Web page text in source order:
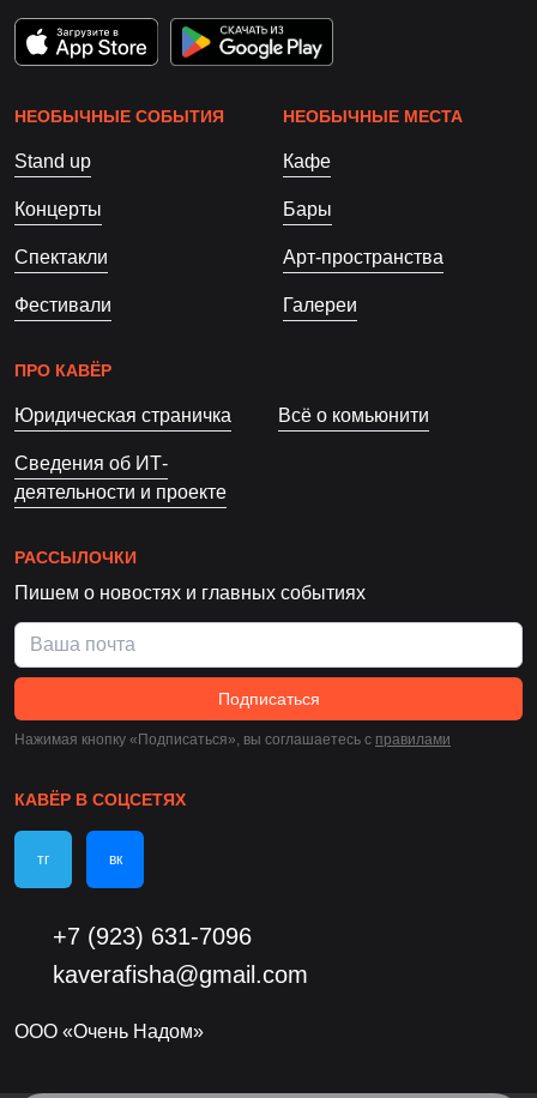
НЕОБЫЧНЫЕ СОБЫТИЯ
Stand up
Концерты
Спектакли
Фестивали
НЕОБЫЧНЫЕ МЕСТА
Кафе
Бары
Арт-пространства
Галереи
ПРО КАВЁР
Юридическая страничка Всё о комьюнити
Сведения об ИТ-
деятельности и проекте
РАССЫЛОЧКИ
Пишем о новостях и главных событиях
Подписаться
Нажимая кнопку «Подписаться», вы соглашаетесь c правилами
КАВЁР В СОЦСЕТЯХ
тг вк
+7 (923) 631-7096
kaverafisha@gmail.com
ООО «Очень Надом»